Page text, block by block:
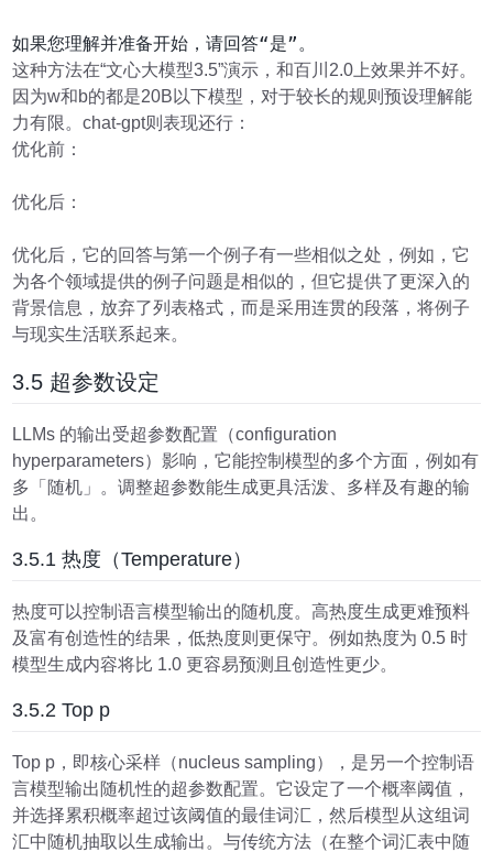
这种方法在“文心大模型3.5”演示，和百川2.0上效果并不好。
因为w和b的都是20B以下模型，对于较长的规则预设理解能
力有限。chat-gpt则表现还行：
优化前：
优化后：
优化后，它的回答与第一个例子有一些相似之处，例如，它
为各个领域提供的例子问题是相似的，但它提供了更深入的
背景信息，放弃了列表格式，而是采用连贯的段落，将例子
与现实生活联系起来。
3.5 超参数设定
LLMs 的输出受超参数配置（configuration
hyperparameters）影响，它能控制模型的多个方面，例如有
多「随机」。调整超参数能生成更具活泼、多样及有趣的输
出。
3.5.1 热度（Temperature）
热度可以控制语言模型输出的随机度。高热度生成更难预料
及富有创造性的结果，低热度则更保守。例如热度为 0.5 时
模型生成内容将比 1.0 更容易预测且创造性更少。
3.5.2 Top p
Top p，即核心采样（nucleus sampling），是另一个控制语
言模型输出随机性的超参数配置。它设定了一个概率阈值，
并选择累积概率超过该阈值的最佳词汇，然后模型从这组词
汇中随机抽取以生成输出。与传统方法（在整个词汇表中随